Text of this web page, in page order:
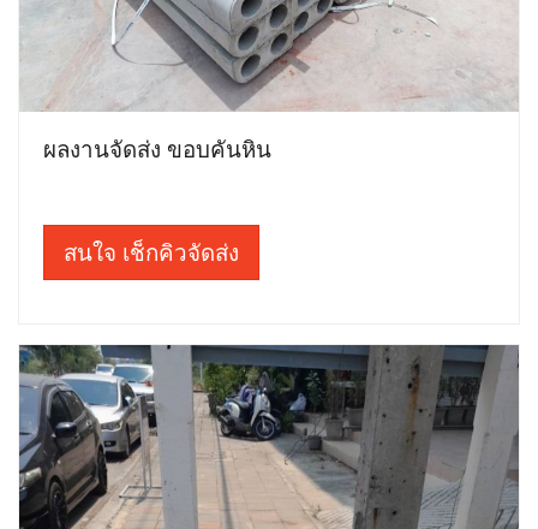
ผลงานจัดส่ง ขอบคันหิน
สนใจ เช็กคิวจัดส่ง